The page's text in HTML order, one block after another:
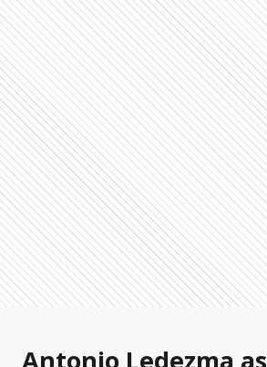
Antonio Ledezma